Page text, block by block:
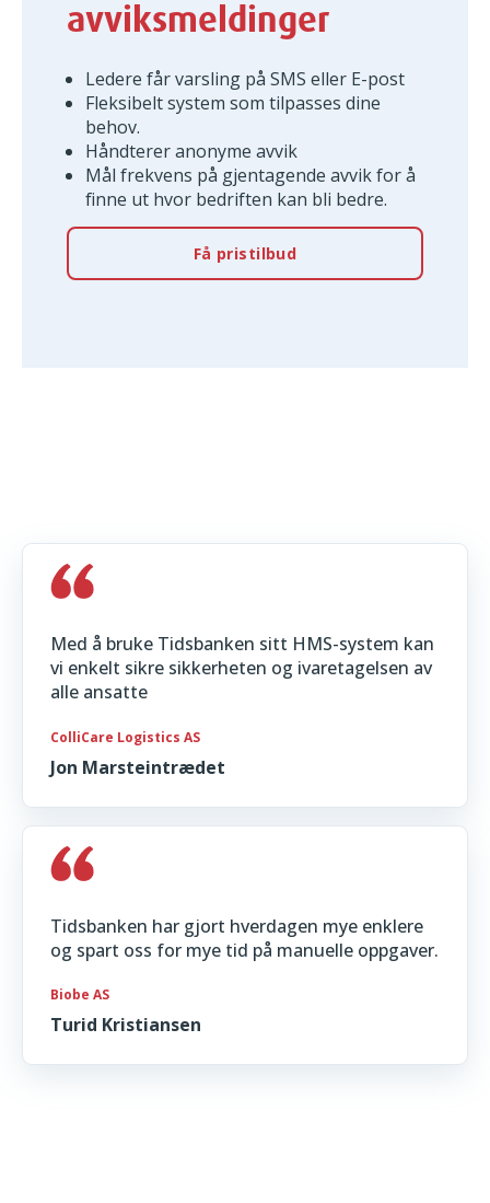
avviksmeldinger
Ledere får varsling på SMS eller E-post
Fleksibelt system som tilpasses dine
behov.
Håndterer anonyme avvik
Mål frekvens på gjentagende avvik for å
finne ut hvor bedriften kan bli bedre.
Få pristilbud
Med å bruke Tidsbanken sitt HMS-system kan
vi enkelt sikre sikkerheten og ivaretagelsen av
alle ansatte
ColliCare Logistics AS
Jon Marsteintrædet
Tidsbanken har gjort hverdagen mye enklere
og spart oss for mye tid på manuelle oppgaver.
Biobe AS
Turid Kristiansen